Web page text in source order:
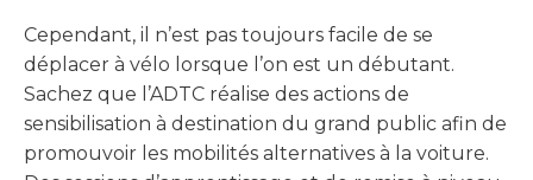
Cependant, il n’est pas toujours facile de se
déplacer à vélo lorsque l’on est un débutant.
Sachez que l’ADTC réalise des actions de
sensibilisation à destination du grand public afin de
promouvoir les mobilités alternatives à la voiture.